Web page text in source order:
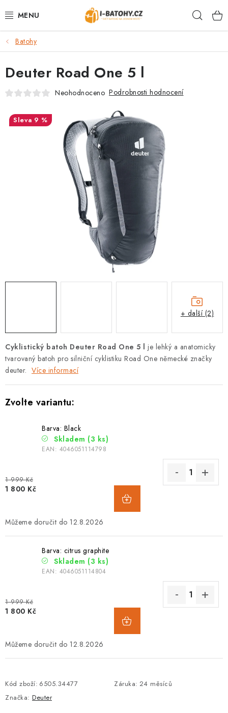
na
VÝPRODEJ %
BATOHY
TAŠKY, KABELKY
CESTOVNÍ ZAVAZADLA
DOPLŇKY A PŘÍSLUŠENSTVÍ
Doprava a platba Vše o nákupu Kontakty
Poradna
Batohy
Cyklistický batoh Deuter Road One 5 l je lehký a anatomicky
tvarovaný batoh pro silniční cyklistiku Road One německé značky
deuter. Více informací
Barva: Black
Skladem (3 ks)
EAN: 4046051114798
1 999 Kč
1 800 Kč
12.8.2026
Barva: citrus graphite
Skladem (3 ks)
EAN: 4046051114804
1 999 Kč
1 800 Kč
12.8.2026
Kód zboží: 6505.34477 Záruka: 24 měsíců
Značka: Deuter
Deuter Road One 5 l
Neohodnoceno Podrobnosti hodnocení
9 %
+ další (2)